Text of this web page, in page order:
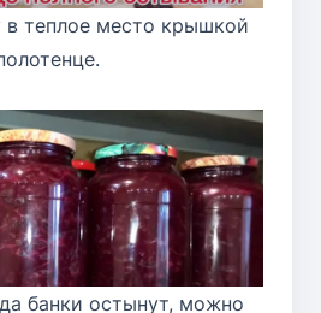
в теплое место крышкой
банки остынут, можно